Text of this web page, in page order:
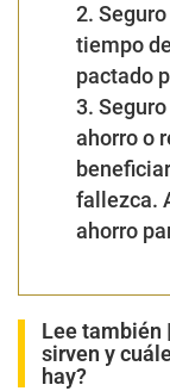
2.
tiempo
pactado
3.
ahorro o
fallezca.
ahorro
Lee también |
sirven y
hay?